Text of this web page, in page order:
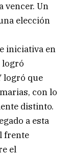
vencer. Un
elección
iniciativa en
logró
logró que
con lo
distinto.
a esta
frente
el